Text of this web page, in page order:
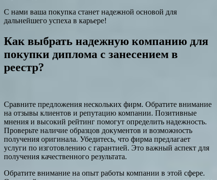
С нами ваша покупка станет надежной основой для
дальнейшего успеха в карьере!
Как выбрать надежную компанию для
покупки диплома с занесением в
реестр?
Сравните предложения нескольких фирм. Обратите внимание
на отзывы клиентов и репутацию компании. Позитивные
мнения и высокий рейтинг помогут определить надежность.
Проверьте наличие образцов документов и возможность
получения оригинала. Убедитесь, что фирма предлагает
услуги по изготовлению с гарантией. Это важный аспект для
получения качественного результата.
Обратите внимание на опыт работы компании в этой сфере.